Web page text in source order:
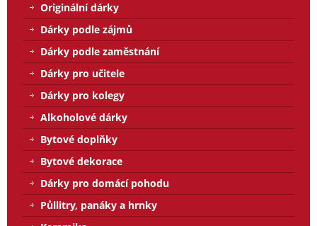
Originální dárky
Dárky podle zájmů
Dárky podle zaměstnání
Dárky pro učitele
Dárky pro kolegy
Alkoholové dárky
Bytové doplňky
Bytové dekorace
Dárky pro domácí pohodu
Půllitry, panáky a hrnky